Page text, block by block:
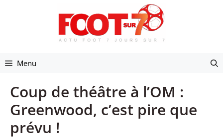
Menu
Coup de théâtre à l’OM :
Greenwood, c’est pire que
prévu !